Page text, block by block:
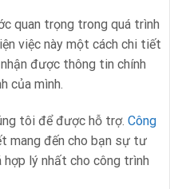
quan trọng trong quá trình
việc này một cách chi tiết
được thông tin chính
của mình.
tôi để được hỗ trợ. Công
mang đến cho bạn sự tư
lý nhất cho công trình